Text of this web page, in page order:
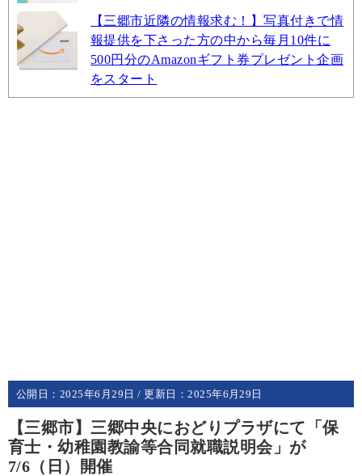
【三郷市近隣の情報求む！】写真付きで情
報提供を下さった方の中から毎月10件に
500円分のAmazonギフト券プレゼント企画
をスタート
公開日： 2025年6月29日 / 更新日：2025年6月29日
【三郷市】三郷中央におどりプラザにて「保
育士・幼稚園教諭等合同就職説明会」が
7/6（日）開催